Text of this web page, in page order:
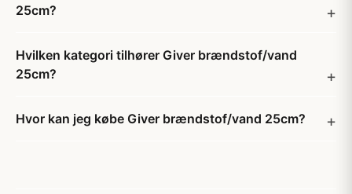
25cm?
Hvilken kategori tilhører Giver brændstof/vand
25cm?
Hvor kan jeg købe Giver brændstof/vand 25cm?